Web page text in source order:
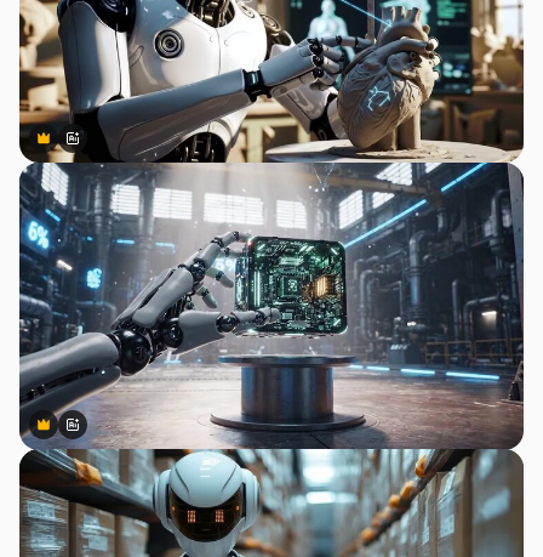
Premium
Premium
สร้างขึ้นโดย AI
Premium
Premium
สร้างขึ้นโดย AI